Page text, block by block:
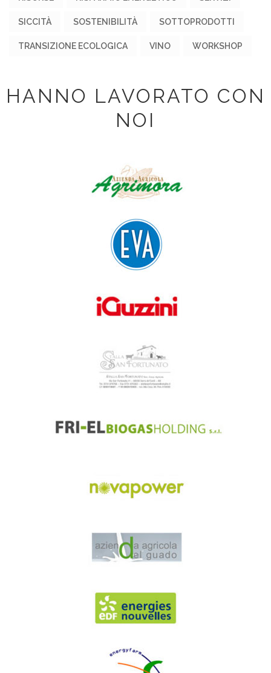
SICCITÀ SOSTENIBILITÀ SOTTOPRODOTTI
TRANSIZIONE ECOLOGICA VINO WORKSHOP
HANNO LAVORATO CON
NOI